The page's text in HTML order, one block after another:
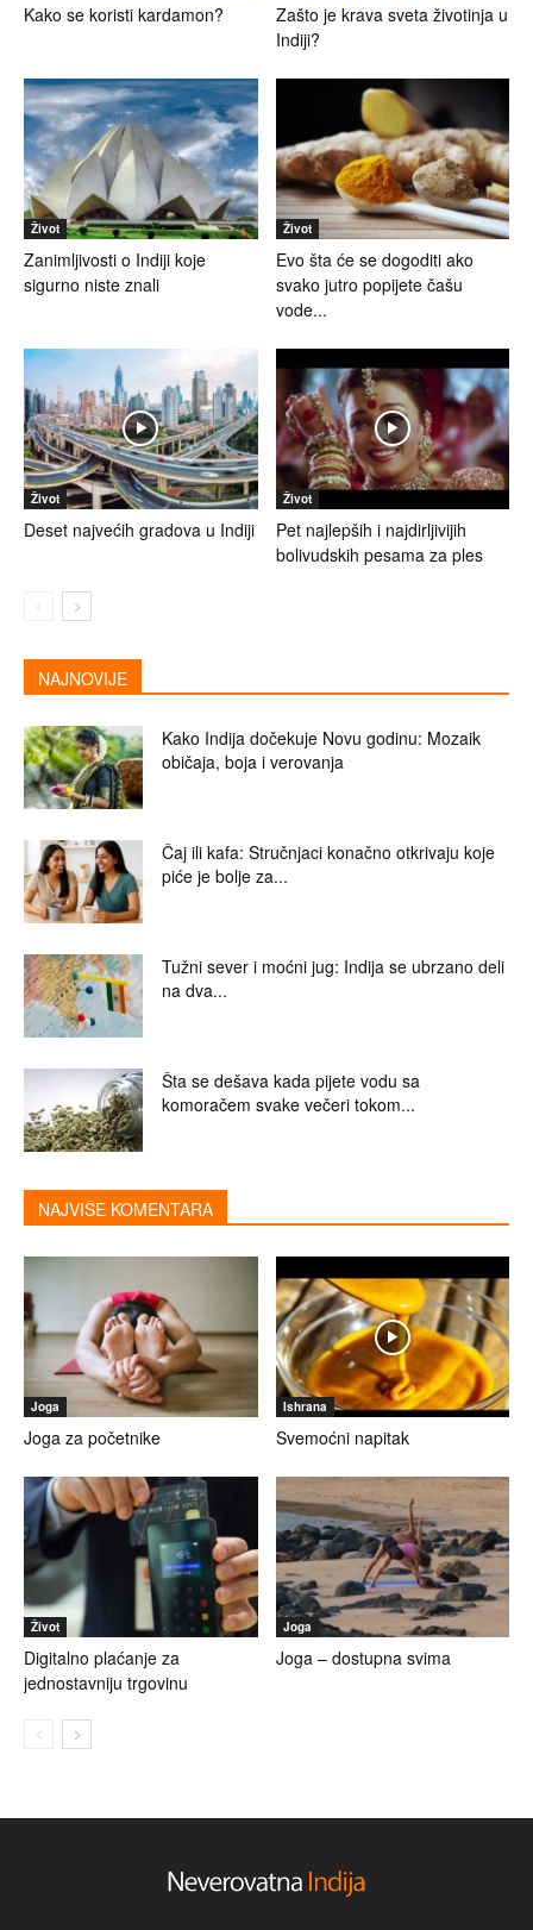
Kako se koristi kardamon?
Zašto je krava sveta životinja u
Indiji?
Život
Zanimljivosti o Indiji koje
sigurno niste znali
Život
Evo šta će se dogoditi ako
svako jutro popijete čašu
vode...
Život
Deset najvećih gradova u Indiji
Život
Pet najlepših i najdirljivijih
bolivudskih pesama za ples
NAJNOVIJE
Kako Indija dočekuje Novu godinu: Mozaik
običaja, boja i verovanja
Čaj ili kafa: Stručnjaci konačno otkrivaju koje
piće je bolje za...
Tužni sever i moćni jug: Indija se ubrzano deli
na dva...
Šta se dešava kada pijete vodu sa
komoračem svake večeri tokom...
NAJVIŠE KOMENTARA
Joga
Joga za početnike
Ishrana
Svemoćni napitak
Život
Digitalno plaćanje za
jednostavniju trgovinu
Joga
Joga – dostupna svima